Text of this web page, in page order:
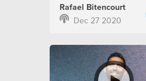
Rafael Bitencourt
Dec 27 2020